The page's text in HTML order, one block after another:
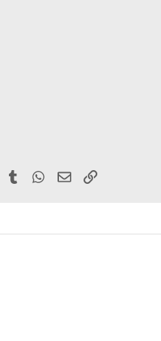
PinterestTumblr WhatsApp
EmailLink